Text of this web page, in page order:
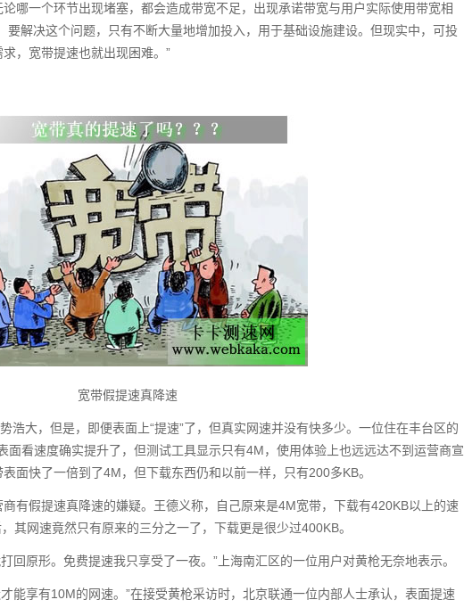
哪一个环节出现堵塞，都会造成带宽不足，出现承诺带宽与用户实际使用带宽相
要解决这个问题，只有不断大量地增加投入，用于基础设施建设。但现实中，可投
，宽带提速也就出现困难。”
宽带假提速真降速
浩大，但是，即便表面上“提速”了，但真实网速并没有快多少。一位住在丰台区的
面看速度确实提升了，但测试工具显示只有4M，使用体验上也远远达不到运营商宣
面快了一倍到了4M，但下载东西仍和以前一样，只有200多KB。
有假提速真降速的嫌疑。王德义称，自己原来是4M宽带，下载有420KB以上的速
其网速竟然只有原来的三分之一了，下载更是很少过400KB。
回原形。免费提速我只享受了一夜。”上海南汇区的一位用户对黄枪无奈地表示。
能享有10M的网速。”在接受黄枪采访时，北京联通一位内部人士承认，表面提速